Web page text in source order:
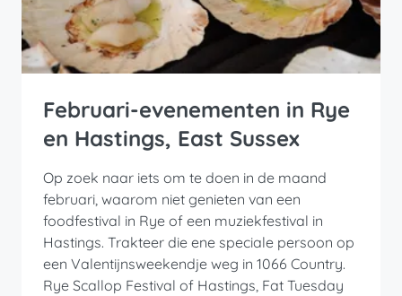
Februari-evenementen in Rye
en Hastings, East Sussex
Op zoek naar iets om te doen in de maand
februari, waarom niet genieten van een
foodfestival in Rye of een muziekfestival in
Hastings. Trakteer die ene speciale persoon op
een Valentijnsweekendje weg in 1066 Country.
Rye Scallop Festival of Hastings, Fat Tuesday